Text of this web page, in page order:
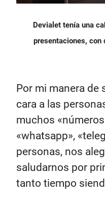
Devialet tenía una
presentaciones, con
Por mi manera de
cara a las
muchos
«whatsapp»,
personas, nos
saludarnos por
tanto tiempo